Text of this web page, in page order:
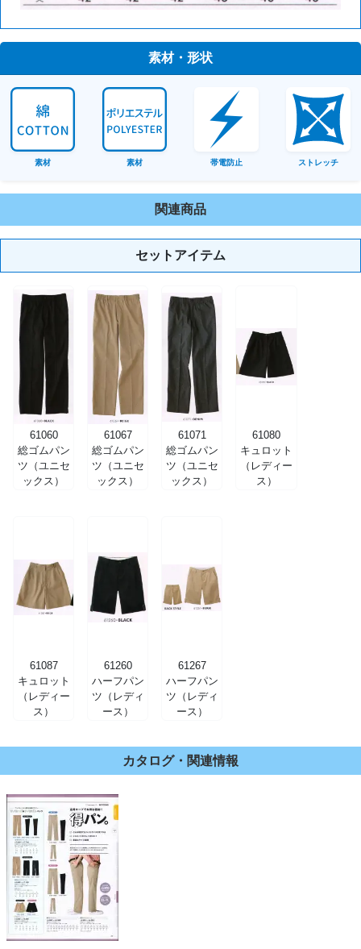
素材・形状
素材 素材 帯電防止 ストレッチ
関連商品
セットアイテム
61060
総ゴムパン
ツ（ユニセ
ックス）
61067
総ゴムパン
ツ（ユニセ
ックス）
61071
総ゴムパン
ツ（ユニセ
ックス）
61080
キュロット
（レディー
ス）
61087
キュロット
（レディー
ス）
61260
ハーフパン
ツ（レディ
ース）
61267
ハーフパン
ツ（レディ
ース）
カタログ・関連情報